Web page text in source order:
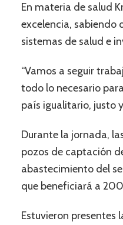
En materia de salud
excelencia, sabiendo
sistemas de salud e
“Vamos a seguir
todo lo necesario
país igualitario, justo
Durante la jornada,
pozos de captación
abastecimiento del
que beneficiará a
Estuvieron presentes